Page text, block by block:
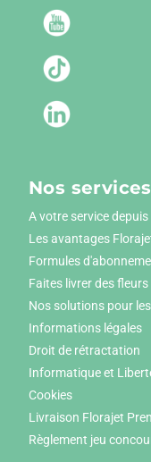
Nos services
A votre service
Les avantages
Formules
Faites livrer des
Nos solutions pour
Informations légales
Droit de rétractation
Informatique et
Cookies
Livraison Florajet
Règlement jeu